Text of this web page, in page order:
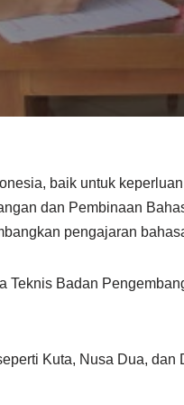
baik untuk
dan Pembinaan
pengajaran
Badan
Kuta, Nusa Dua,